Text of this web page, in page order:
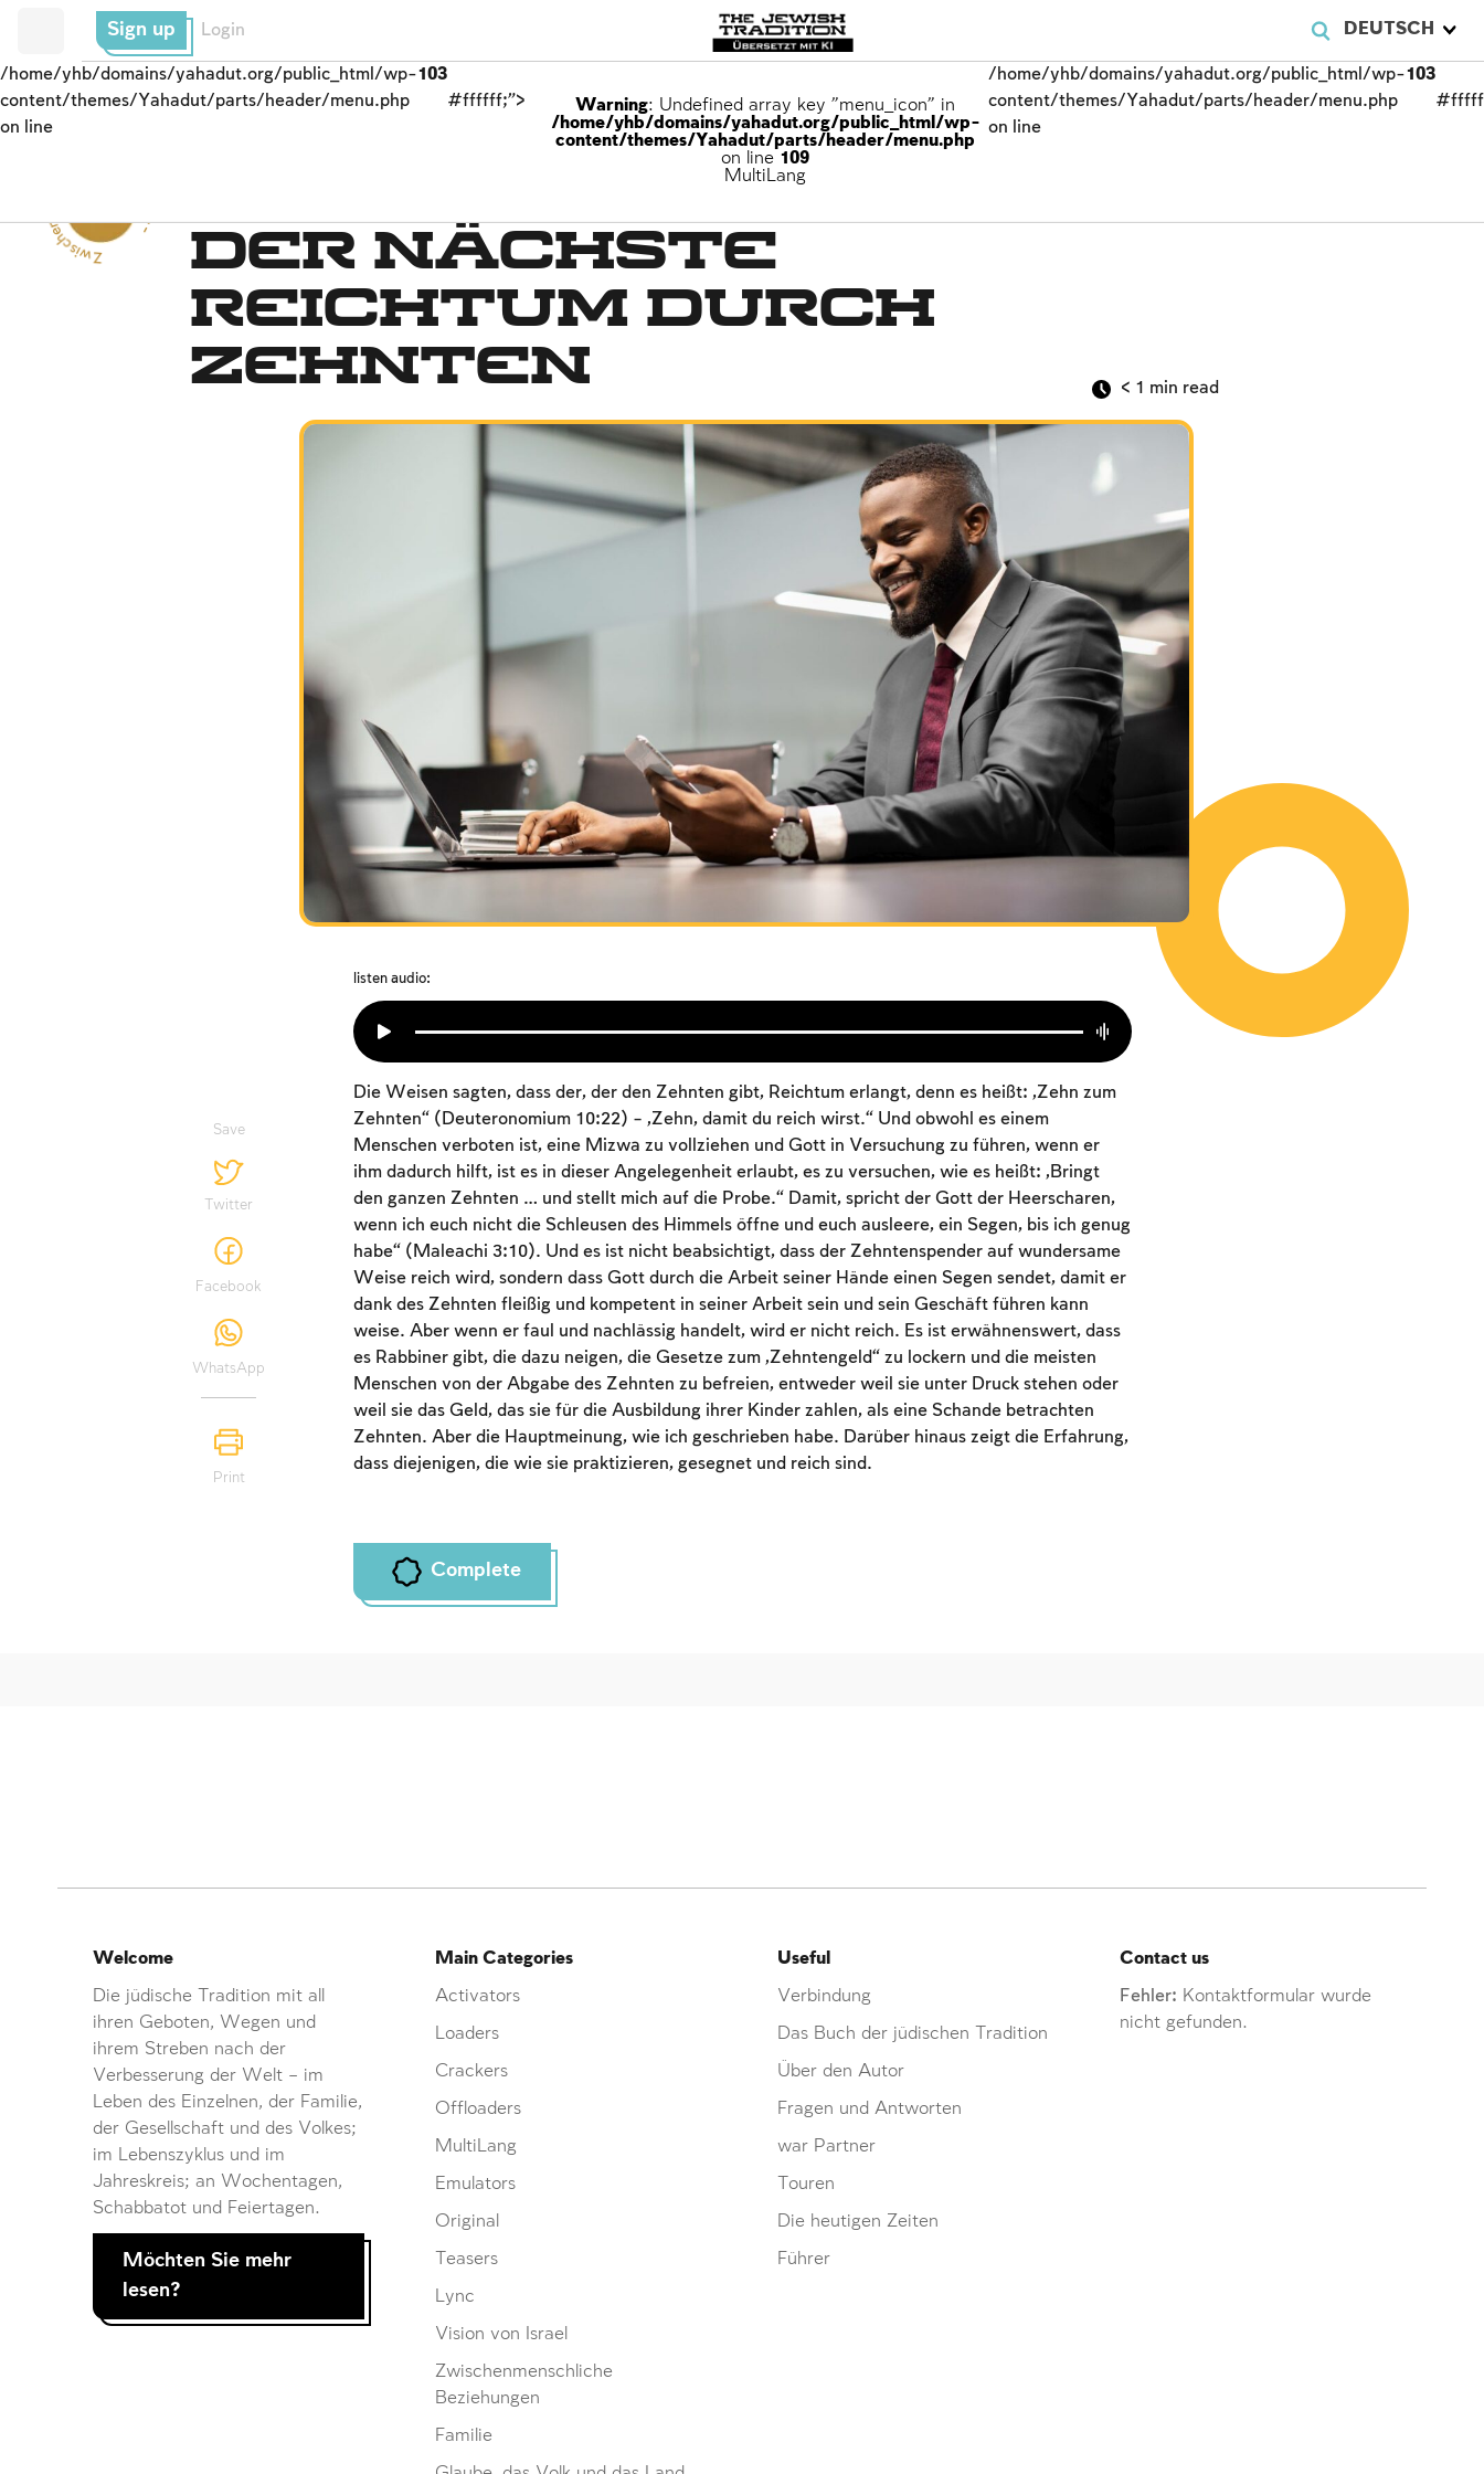
DEUTSCH
Sign up Login
/home/yhb/domains/yahadut.org/public_html/wp-
content/themes/Yahadut/parts/header/menu.php
on line
103
#ffffff;">
Warning: Undefined array key "menu_icon" in
/home/yhb/domains/yahadut.org/public_html/wp-
content/themes/Yahadut/parts/header/menu.php
on line 109
MultiLang
/home/yhb/domains/yahadut.org/public_html/wp-
content/themes/Yahadut/parts/header/menu.php
on line
103
Zwischenmenschliche Beziehungen -- Der nächste
Reichtum durch
Zehnten
< 1 min read
listen audio:
Save
Twitter
Facebook
WhatsApp
Print
Die Weisen sagten, dass der, der den Zehnten gibt, Reichtum erlangt, denn es heißt: „Zehn zum
Zehnten“ (Deuteronomium 10:22) – „Zehn, damit du reich wirst.“ Und obwohl es einem
Menschen verboten ist, eine Mizwa zu vollziehen und Gott in Versuchung zu führen, wenn er
ihm dadurch hilft, ist es in dieser Angelegenheit erlaubt, es zu versuchen, wie es heißt: „Bringt
den ganzen Zehnten … und stellt mich auf die Probe.“ Damit, spricht der Gott der Heerscharen,
wenn ich euch nicht die Schleusen des Himmels öffne und euch ausleere, ein Segen, bis ich genug
habe“ (Maleachi 3:10). Und es ist nicht beabsichtigt, dass der Zehntenspender auf wundersame
Weise reich wird, sondern dass Gott durch die Arbeit seiner Hände einen Segen sendet, damit er
dank des Zehnten fleißig und kompetent in seiner Arbeit sein und sein Geschäft führen kann
weise. Aber wenn er faul und nachlässig handelt, wird er nicht reich. Es ist erwähnenswert, dass
es Rabbiner gibt, die dazu neigen, die Gesetze zum „Zehntengeld“ zu lockern und die meisten
Menschen von der Abgabe des Zehnten zu befreien, entweder weil sie unter Druck stehen oder
weil sie das Geld, das sie für die Ausbildung ihrer Kinder zahlen, als eine Schande betrachten
Zehnten. Aber die Hauptmeinung, wie ich geschrieben habe. Darüber hinaus zeigt die Erfahrung,
dass diejenigen, die wie sie praktizieren, gesegnet und reich sind.
Complete
Account required
To mark concepts as learned, you'll need to create
an account or log in.
Sign up Login
Contact us
Fehler: Kontaktformular wurde
nicht gefunden.
Useful
Verbindung
Das Buch der jüdischen Tradition
Über den Autor
Fragen und Antworten
war Partner
Touren
Die heutigen Zeiten
Führer
Main Categories
Activators
Loaders
Crackers
Offloaders
MultiLang
Emulators
Original
Teasers
Lync
Vision von Israel
Zwischenmenschliche
Beziehungen
Familie
Welcome
Die jüdische Tradition mit all
ihren Geboten, Wegen und
ihrem Streben nach der
Verbesserung der Welt – im
Leben des Einzelnen, der Familie,
der Gesellschaft und des Volkes;
im Lebenszyklus und im
Jahreskreis; an Wochentagen,
Schabbatot und Feiertagen.
Möchten Sie mehr
lesen?